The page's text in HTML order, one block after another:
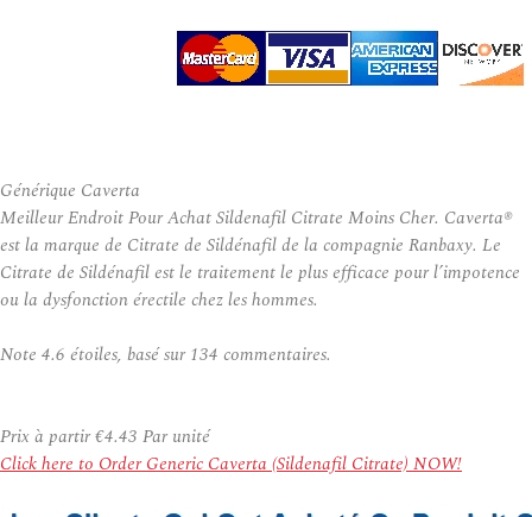
Générique Caverta
Meilleur Endroit Pour Achat Sildenafil Citrate Moins Cher. Caverta®
est la marque de Citrate de Sildénafil de la compagnie Ranbaxy. Le
Citrate de Sildénafil est le traitement le plus efficace pour l’impotence
ou la dysfonction érectile chez les hommes.
Note 4.6 étoiles, basé sur 134 commentaires.
Prix à partir€4.43 Par unité
Click here to Order Generic Caverta (Sildenafil Citrate) NOW!